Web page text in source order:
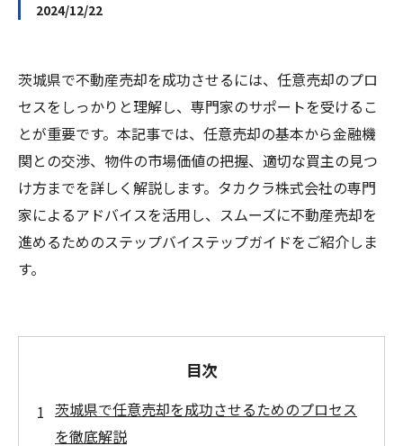
2024/12/22
茨城県で不動産売却を成功させるには、任意売却のプロ
セスをしっかりと理解し、専門家のサポートを受けるこ
とが重要です。本記事では、任意売却の基本から金融機
関との交渉、物件の市場価値の把握、適切な買主の見つ
け方までを詳しく解説します。タカクラ株式会社の専門
家によるアドバイスを活用し、スムーズに不動産売却を
進めるためのステップバイステップガイドをご紹介しま
す。
目次
茨城県で任意売却を成功させるためのプロセス
を徹底解説